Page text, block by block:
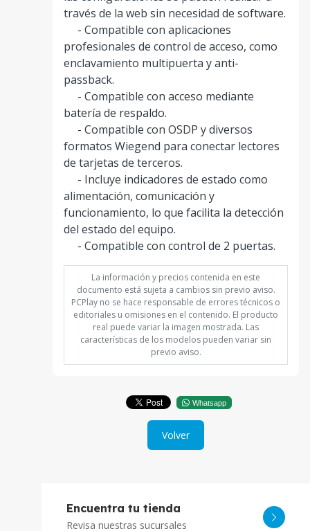
través de la web sin necesidad de software.
- Compatible con aplicaciones
profesionales de control de acceso, como
enclavamiento multipuerta y anti-
passback.
- Compatible con acceso mediante
batería de respaldo.
- Compatible con OSDP y diversos
formatos Wiegend para conectar lectores
de tarjetas de terceros.
- Incluye indicadores de estado como
alimentación, comunicación y
funcionamiento, lo que facilita la detección
del estado del equipo.
- Compatible con control de 2 puertas.
La información y precios contenida en este
documento está sujeta a cambios sin previo aviso.
PCPlay no se hace responsable de errores técnicos o
editoriales u omisiones en el contenido. El producto
real puede variar la imagen mostrada. Las
características de los modelos pueden variar sin
previo aviso.
Whatsapp
Volver
Encuentra tu tienda
Revisa nuestras sucursales